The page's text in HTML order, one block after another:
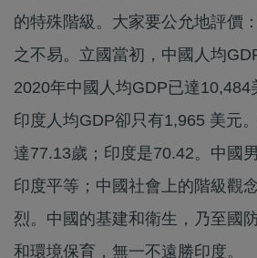
的特殊階級。大家要公允地評價
之不易。立國當初，中國人均
2020年中國人均GDP已達10,484
印度人均GDP卻只有1,965 美元
達77.13歲；印度是70.42。中國
印度平等；中國社會上的階級觀
烈。中國的基建和衛生，乃至國
和環境保育，無一不遠勝印度。